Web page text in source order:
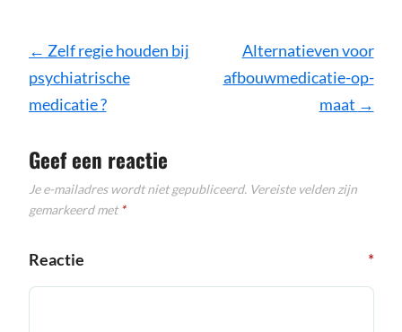
Bericht
navigatie
← Zelf regie houden bij
psychiatrische
medicatie ?
Alternatieven voor
afbouwmedicatie-op-
maat →
Geef een reactie
Je e-mailadres wordt niet gepubliceerd. Vereiste velden zijn
gemarkeerd met*
Reactie *